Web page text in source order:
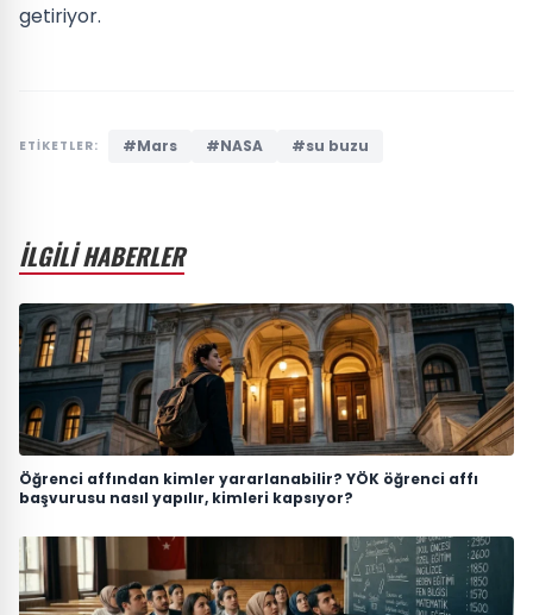
getiriyor.
ETİKETLER: #Mars #NASA #su buzu
İLGİLİ HABERLER
Öğrenci affından kimler yararlanabilir? YÖK öğrenci affı
başvurusu nasıl yapılır, kimleri kapsıyor?